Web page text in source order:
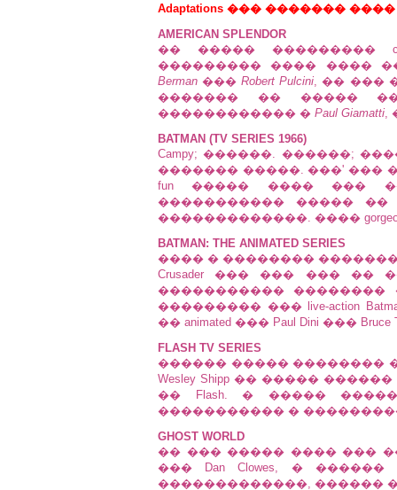
Adaptations ��� ������� ����
AMERICAN SPLENDOR
�� ����� ���������
��������� ���� ����
Berman ���Robert Pulcini, �� ���
������� �� �����
������������ � Paul Giamatti,
BATMAN (TV SERIES 1966)
Campy; ������. ������;
������� �����. ���' ���
fun ����� ���� ���
����������� ����� ��
�������������. ���� gorgeous
BATMAN: THE ANIMATED SERIES
���� � ��������
Crusader ��� ��� ��� ��
�����������
��������� ��� live-action
�� animated ��� Paul Dini ��� Bruce
FLASH TV SERIES
������ ����� ��������
Wesley Shipp �� �����
�� Flash. � �����
����������� � �����������
GHOST WORLD
�� ��� ����� ���� ��� ��
��� Dan Clowes, �
�������������, ������